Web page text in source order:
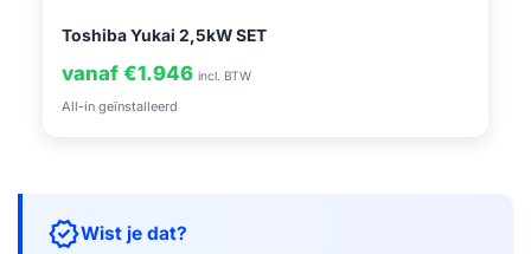
Toshiba Yukai 2,5kW SET
vanaf €1.946 incl. BTW
All-in geïnstalleerd
verifiedWist je dat?